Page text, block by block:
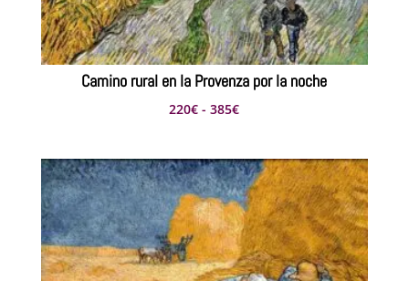
Camino rural en la Provenza por la noche
220€ - 385€Rango
precios:
desde
220€
hasta
385€